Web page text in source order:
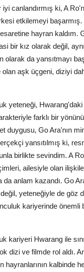
canlandırmış ki, A
etkilemeyi
hayran kaldım.
bir kız olarak değil,
olarak da yansıtmayı
aşk üçgeni, diziyi
yeteneği,
farklı bir
duygusu, Go Ara'nın
yansıtılmış ki,
birlikte sevindim. A
ailesiyle olan
da anlam kazandı. Go
yeteneğiyle de göz
kariyerinde önemli
kariyeri Hwarang ile
dizi ve filmde rol aldı.
hayranlarının kalbinde